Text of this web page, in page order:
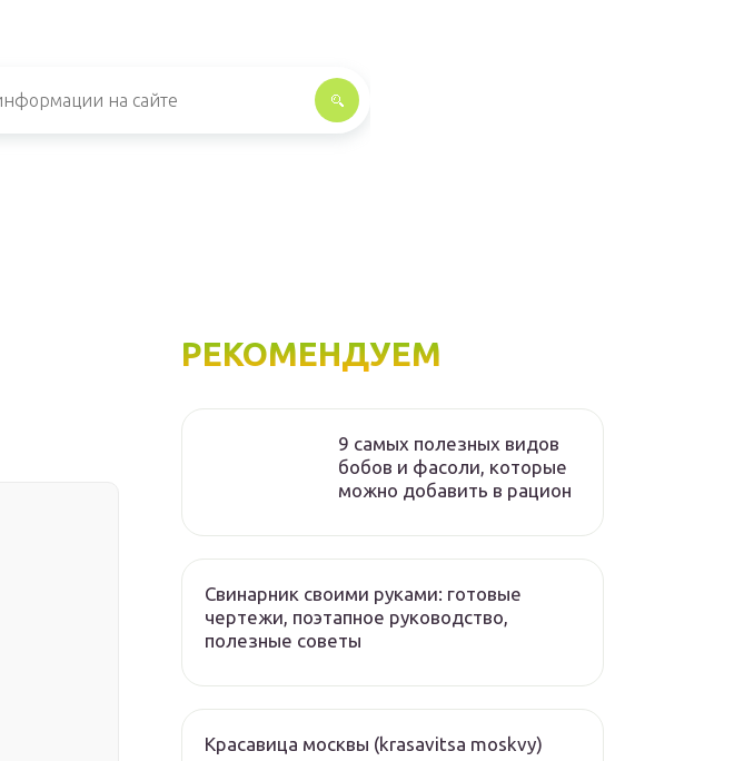
РЕКОМЕНДУЕМ
9 самых полезных видов
бобов и фасоли, которые
можно добавить в рацион
Свинарник своими руками: готовые
чертежи, поэтапное руководство,
полезные советы
Красавица москвы (krasavitsa moskvy)